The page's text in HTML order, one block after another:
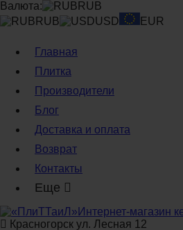
Валюта:
RUB
RUB
USD EUR
Главная
Плитка
Производители
Блог
Доставка и оплата
Возврат
Контакты
Еще
Интернет-магазин
Красногорск ул. Лесная 12